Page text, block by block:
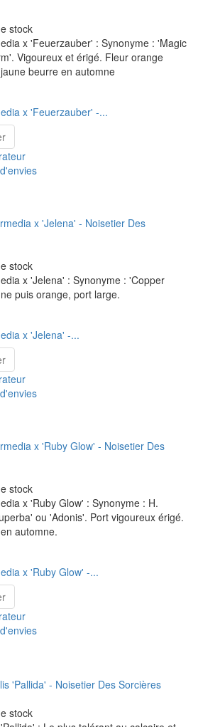
stock
x 'Feuerzauber' : Synonyme : 'Magic
Vigoureux et érigé. Fleur orange
beurre en automne
x 'Feuerzauber' -...
stock
x 'Jelena' : Synonyme : 'Copper
puis orange, port large.
x 'Jelena' -...
stock
x 'Ruby Glow' : Synonyme : H.
ou 'Adonis'. Port vigoureux érigé.
automne.
x 'Ruby Glow' -...
stock